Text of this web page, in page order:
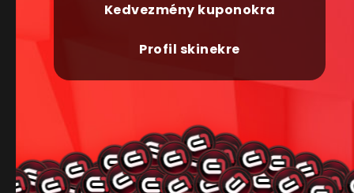
Kedvezmény kuponokra
Profil skinekre